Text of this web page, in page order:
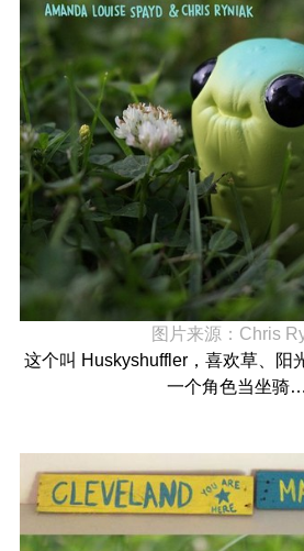
图片来源： Chris
这个叫 Huskyshuffler，喜欢草、阳
一个角色当坐